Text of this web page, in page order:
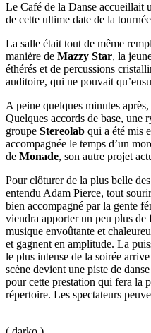
Le Café de la Danse accueillait
de cette ultime date de la
La salle était tout de même
manière de Mazzy Star, la
éthérés et de percussions
auditoire, qui ne pouvait
A peine quelques minutes
Quelques accords de base, une
groupe Stereolab qui a été mis
accompagnée le temps d’un
de Monade, son autre projet
Pour clôturer de la plus belle
entendu Adam Pierce, tout
bien accompagné par la gente
viendra apporter un peu plus de
musique envoûtante et
et gagnent en amplitude. La
le plus intense de la soirée
scène devient une piste de
pour cette prestation qui fera la
répertoire. Les spectateurs